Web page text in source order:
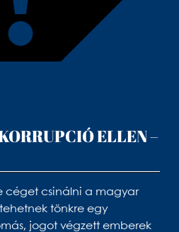
ELLEN –
céget csinálni a magyar
tönkre egy
jogot végzett emberek